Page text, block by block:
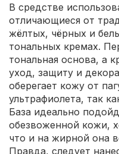
В средстве
отличающиеся от
жёлтых, чёрных и
тональных кремах.
тональная основа, а
уход, защиту и
оберегает кожу от
ультрафиолета, так
База идеально
обезвоженной кожи,
что и на жирной она
Правда, следует